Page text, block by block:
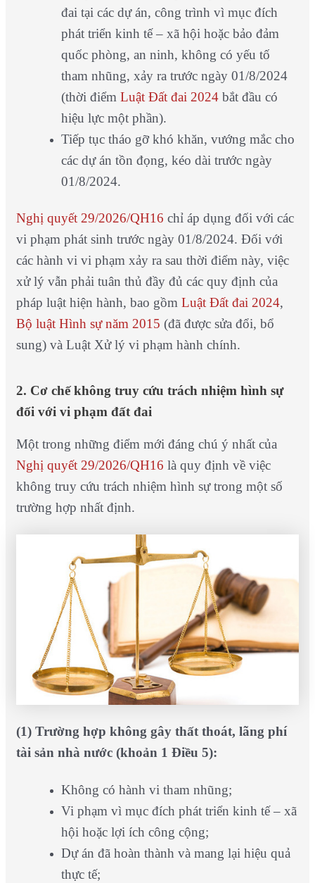
đai tại các dự án, công trình vì mục đích
phát triển kinh tế – xã hội hoặc bảo đảm
quốc phòng, an ninh, không có yếu tố
tham nhũng, xảy ra trước ngày 01/8/2024
(thời điểm Luật Đất đai 2024bắt đầu có
hiệu lực một phần).
Tiếp tục tháo gỡ khó khăn, vướng mắc cho
các dự án tồn đọng, kéo dài trước ngày
01/8/2024.
Nghị quyết 29/2026/QH16 chỉ áp dụng đối với các
vi phạm phát sinh trước ngày 01/8/2024. Đối với
các hành vi vi phạm xảy ra sau thời điểm này, việc
xử lý vẫn phải tuân thủ đầy đủ các quy định của
pháp luật hiện hành, bao gồm Luật Đất đai 2024,
Bộ luật Hình sự năm 2015 (đã được sửa đổi, bổ
sung) và Luật Xử lý vi phạm hành chính.
2. Cơ chế không truy cứu trách nhiệm hình sự
đối với vi phạm đất đai
Một trong những điểm mới đáng chú ý nhất của
Nghị quyết 29/2026/QH16 là quy định về việc
không truy cứu trách nhiệm hình sự trong một số
trường hợp nhất định.
(1) Trường hợp không gây thất thoát, lãng phí
tài sản nhà nước (khoản 1 Điều 5):
Không có hành vi tham nhũng;
Vi phạm vì mục đích phát triển kinh tế – xã
hội hoặc lợi ích công cộng;
Dự án đã hoàn thành và mang lại hiệu quả
thực tế;